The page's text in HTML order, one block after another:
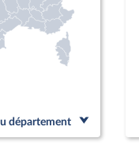
département